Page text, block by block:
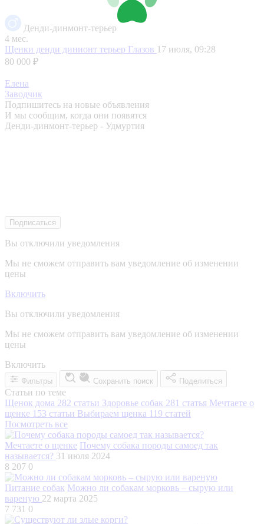
Денди-динмонт-терьер
4 мес.
Щенки денди динионт терьер Глазов 17 июля, 09:28
80 000 ₽
Елена
Заводчик
Подпишитесь на новые объявления
И мы сообщим, когда они появятся
Денди-динмонт-терьер - Удмуртия
Подписаться
Вы отключили уведомления
Мы не сможем отправить вам уведомление об изменении
цены
Включить
Вы отключили уведомления
Мы не сможем отправить вам уведомление об изменении
цены
Включить
Фильтры Сохранить поиск Поделиться
Статьи по теме
Щенок дома 282 статьи Здоровье собак 281 статья Мечтаете о
щенке 153 статьи Выбираем щенка 119 статей
Посмотреть все
Мечтаете о щенке Почему собака породы самоед так
называется? 31 июля 2024
8 207 0
Питание собак Можно ли собакам морковь – сырую или
вареную 22 марта 2025
7 731 0